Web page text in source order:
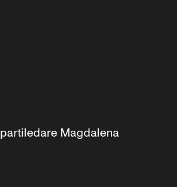
Magdalena